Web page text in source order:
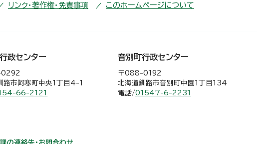
リンク・著作権・免責事項 このホームページについて
政センター
路市阿寒町中央1丁目4-1
66-2121
音別町行政センター
〒088-0192
北海道釧路市音別町中園1丁目134
電話/01547-6-2231
の連絡先・お問合わせ